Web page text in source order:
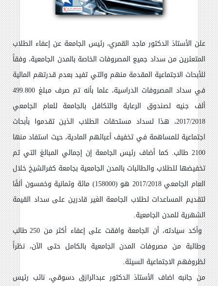
علن الأستاذ الدكتور ماجد القمري، رئيس الجامعة عن إعفاء الطلاب
المتعثرين من ‏سداد جميع المصروفات الخاصة بالمدن الجامعية، وفقاً
للأبحاث الاجتماعية المقدمة منهم والتي ‏تفيد بعدم قدرتهم المالية
في سداد المصروفات الدراسية، علما بأنه تم صرف مبلغ 499.800
‏ألف جنيه لصندوق الرعاية والتكافل بالجامعة للعام الجامعي
2017/2018، هذا لسداد مستحقات ‏الطلاب الذين تقدموا بأبحاث
اجتماعية للمساهمة في تخفيف أعبائهم المادية، حيث استفاد منها
‏‏2100 طالب.‏ كما أضاف رئيس الجامعة إن إجمالي المبالغ التي تم
تخفيضها للطلاب والطالبات بالمدن الجامعية ‏بجامعة كفرالشيخ خلال
العام الجامعي 2017/2018 هو (158000) مائة وثمانية وخمسون ‏ألفًا
لتقديم المساعدات لطلاب الجامعة الغير قادرين على سداد القيمة
الشهرية للمدن الجامعية.‏
وأكد سيادته، أن الجامعة وافقت على إعفاء أكثر من 250 طالب
وطالبة من مصروفات ‏المدن الجامعية بالكامل حتى الآن، نظراً
لظروفهم الاجتماعية السيئة.
‏من جانبه اضاف الأستاذ الدكتور عبدالرازق دسوقي، نائب رئيس